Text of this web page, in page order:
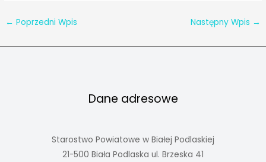
← Poprzedni Wpis Następny Wpis →
Dane adresowe
Starostwo Powiatowe w Białej Podlaskiej
21-500 Biała Podlaska ul. Brzeska 41